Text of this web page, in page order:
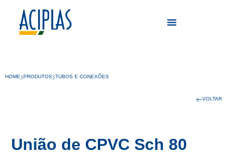
HOME PRODUTOS TUBOS E CONEXÕES
VOLTAR
União de CPVC Sch 80